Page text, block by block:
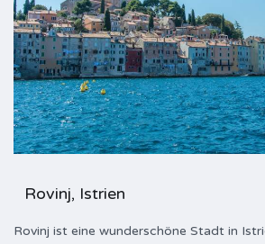
Rovinj, Istrien
Rovinj ist eine wunderschöne Stadt in